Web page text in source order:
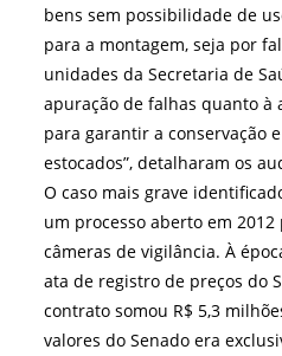
bens sem possibilidade de
para a montagem, seja por
unidades da Secretaria de
apuração de falhas quanto à
para garantir a conservação
estocados”, detalharam os
O caso mais grave
um processo aberto em
câmeras de vigilância. À
ata de registro de preços do
contrato somou R$ 5,3
valores do Senado era